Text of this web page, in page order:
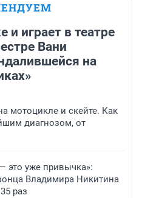
и играет в театре
Вани
на
мотоцикле и скейте. Как
диагнозом, от
это уже привычка»:
Владимира Никитина
раз